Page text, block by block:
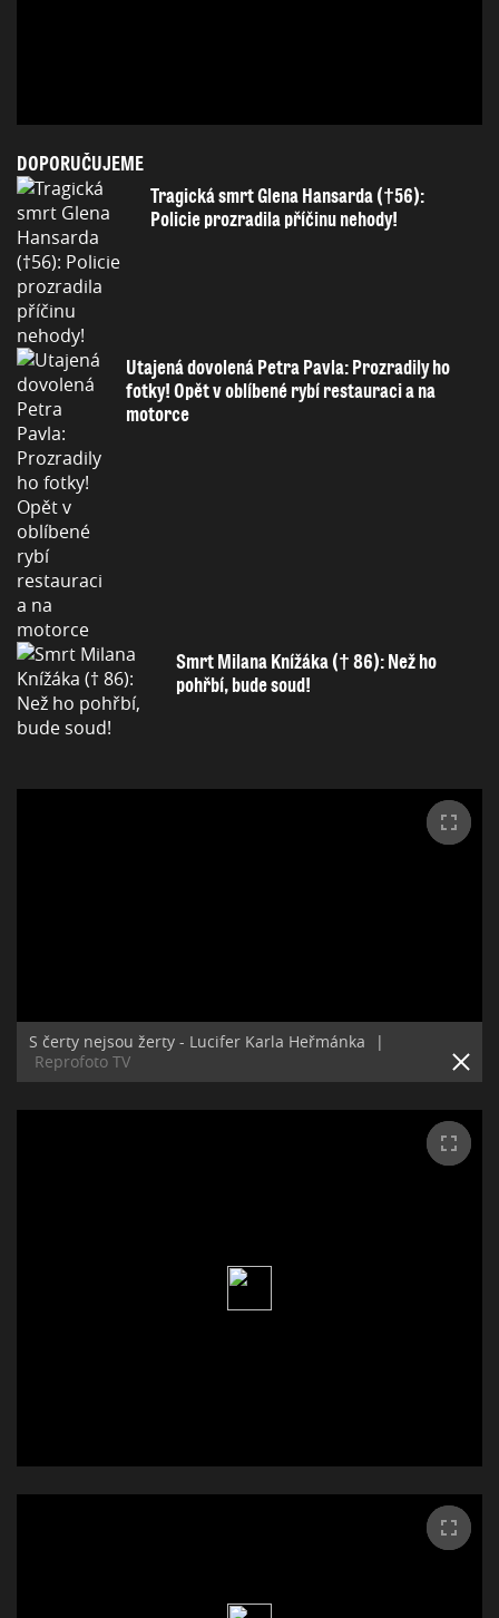
DOPORUČUJEME
Tragická smrt Glena Hansarda (†56):
Policie prozradila příčinu nehody!
Utajená dovolená Petra Pavla: Prozradily ho
fotky! Opět v oblíbené rybí restauraci a na
motorce
Smrt Milana Knížáka († 86): Než ho
pohřbí, bude soud!
S čerty nejsou žerty - Lucifer Karla Heřmánka
|
Reprofoto TV